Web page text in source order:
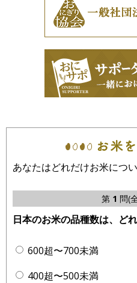
あなたはどれだけお米につ
第 1 問(
日本のお米の品種数は、ど
600超〜700未満
400超〜500未満